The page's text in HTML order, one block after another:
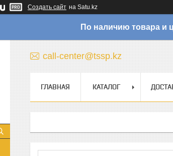
Создать сайт на Satu.kz
По наличию товара и
call-center@tssp.kz
ГЛАВНАЯ КАТАЛОГ